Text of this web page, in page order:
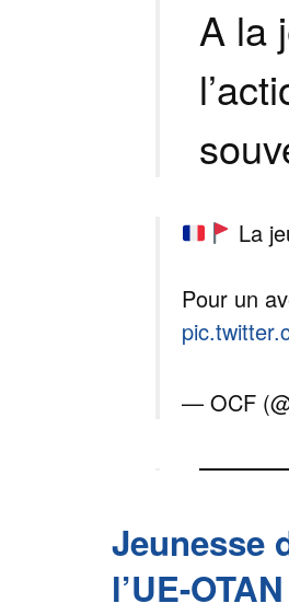
A la
La
Pour un
— OCF
Jeunesse
l’UE-